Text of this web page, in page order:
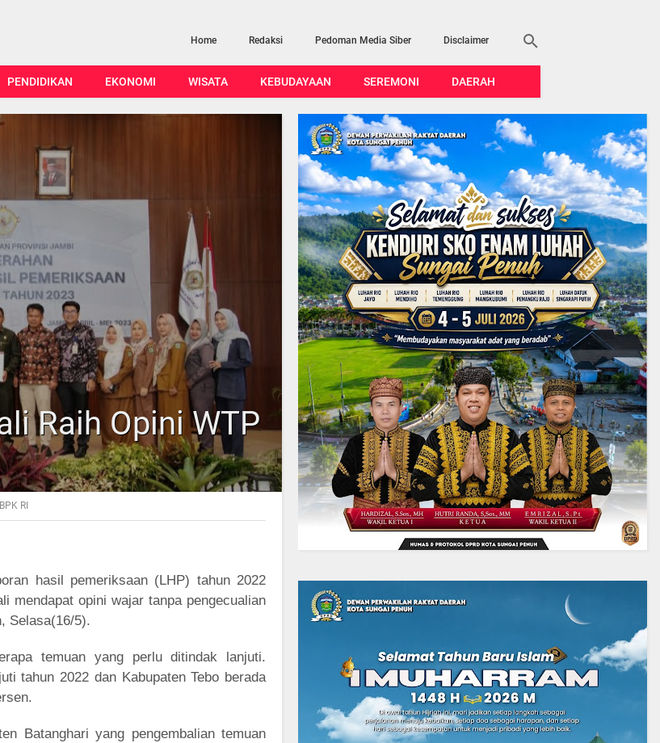
Home Redaksi Pedoman Media Siber Disclaimer
PENDIDIKAN EKONOMI WISATA KEBUDAYAAN SEREMONI DAERAH
Raih Opini WTP
RI
hasil pemeriksaan (LHP) tahun 2022
mendapat opini wajar tanpa pengecualian
Selasa(16/5).
temuan yang perlu ditindak lanjuti.
tahun 2022 dan Kabupaten Tebo berada
Batanghari yang pengembalian temuan